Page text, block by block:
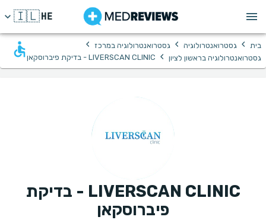
HE
🇮🇱
בית › גסטרואנטרולוגיה › גסטרואנטרולוגיה במרכז ›
גסטרואנטרולוגיה בראשון לציון › LIVERSCAN CLINIC - בדיקת פיברוסקאן
LIVERSCAN CLINIC - בדיקת
פיברוסקאן